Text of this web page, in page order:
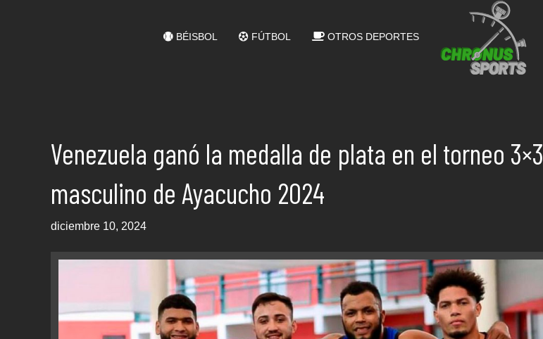
BÉISBOL FÚTBOL OTROS DEPORTES
Venezuela ganó la medalla de plata en el torneo 3×3
masculino de Ayacucho 2024
diciembre 10, 2024